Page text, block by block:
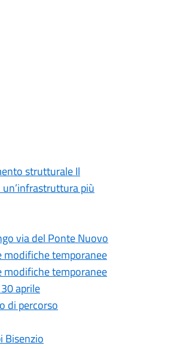
strutturale Il
più
via del Ponte Nuovo
modifiche temporanee
modifiche temporanee
aprile
di percorso
Bisenzio